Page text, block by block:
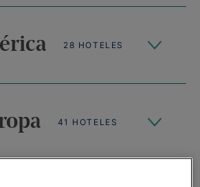
28 HOTELES
41 HOTELES